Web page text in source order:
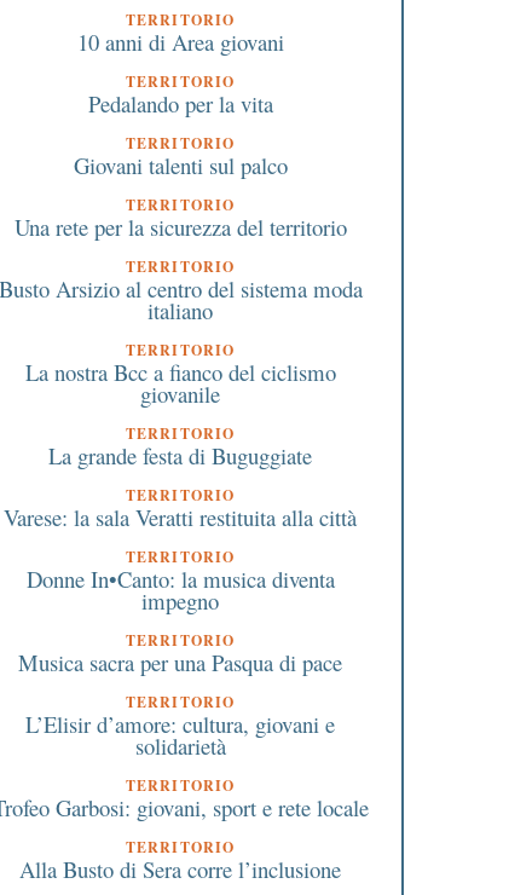
TERRITORIO
10 anni di Area giovani
TERRITORIO
Pedalando per la vita
TERRITORIO
Giovani talenti sul palco
TERRITORIO
Una rete per la sicurezza del territorio
TERRITORIO
Busto Arsizio al centro del sistema moda
italiano
TERRITORIO
La nostra Bcc a fianco del ciclismo
giovanile
TERRITORIO
La grande festa di Buguggiate
TERRITORIO
Varese: la sala Veratti restituita alla città
TERRITORIO
Donne In•Canto: la musica diventa
impegno
TERRITORIO
Musica sacra per una Pasqua di pace
TERRITORIO
L’Elisir d’amore: cultura, giovani e
solidarietà
TERRITORIO
Garbosi: giovani, sport e rete locale
TERRITORIO
Alla Busto di Sera corre l’inclusione